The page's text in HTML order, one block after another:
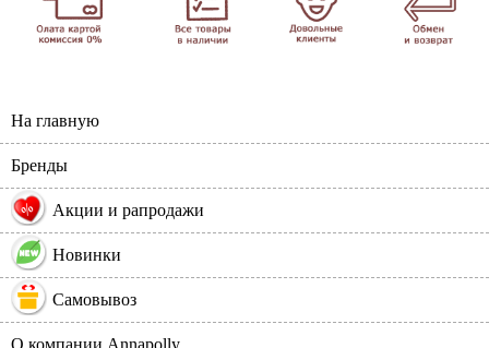
На главную
Бренды
% Акции и рапродажи
Новинки
Самовывоз